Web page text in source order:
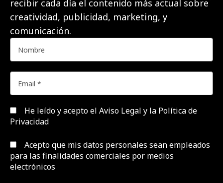
recibir cada día el contenido más actual sobre
creatividad, publicidad, marketing, y
comunicación.
He leído y acepto el Aviso Legal y la Política de
Privacidad
Acepto que mis datos personales sean empleados
para las finalidades comerciales por medios
electrónicos